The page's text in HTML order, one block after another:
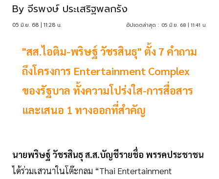
By จีรพงษ์ ประเสริฐพลกรัง
05 มิ.ย. 68 | 11:28 น. อัปเดตล่าสุด : 05 มิ.ย. 68 | 11:41 น.
"สส.ไอติม-พริษฐ์ วัชรสินธุ" ตั้ง 7 คำถาม
ถึงโครงการ Entertainment Complex
ของรัฐบาล ทั้งความโปร่งใส-การสื่อสาร
และเสนอ 1 ทางออกที่สำคัญ
นายพริษฐ์ วัชรสินธุ ส.ส.บัญชีรายชื่อ พรรคประชาชน
ได้ร่วมเสวนาในโต๊ะกลม “Thai Entertainment